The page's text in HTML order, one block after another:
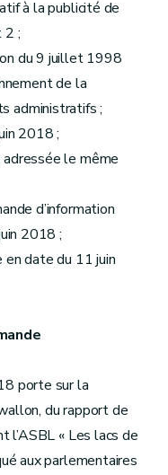
à la publicité de
2 ;
du 9 juillet 1998
de la
administratifs ;
2018 ;
le même
d’information
2018 ;
date du 11 juin
porte sur la
du rapport de
l’ASBL « Les lacs de
aux parlementaires